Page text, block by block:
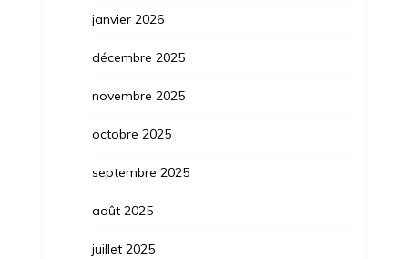
janvier 2026
décembre 2025
novembre 2025
octobre 2025
septembre 2025
août 2025
juillet 2025